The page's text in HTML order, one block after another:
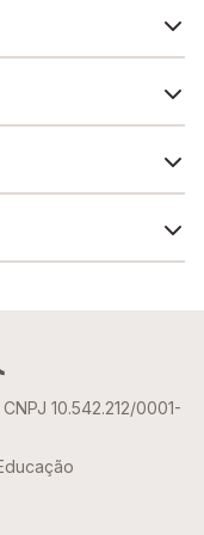
10.542.212/0001-